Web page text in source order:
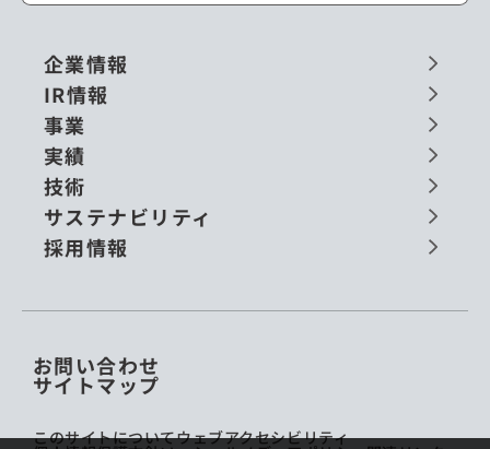
企業情報
IR情報
事業
実績
技術
サステナビリティ
採用情報
お問い合わせ
サイトマップ
このサイトについてウェブアクセシビリティ